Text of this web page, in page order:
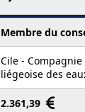
Membre du
Cile -
liégeoise des
2.361,39